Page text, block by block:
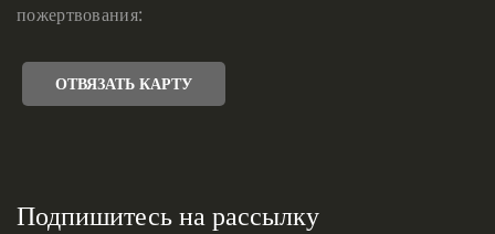
пожертвования:
ОТВЯЗАТЬ КАРТУ
Подпишитесь на рассылку